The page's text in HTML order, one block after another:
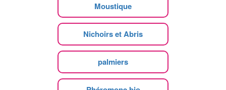
Moustique
Nichoirs et Abris
palmiers